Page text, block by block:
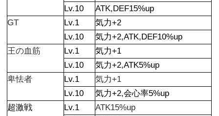
Lv.10
ATK,DEF15%up
GT
Lv.1
気力+2
Lv.10
気力+2,ATK,DEF10%up
王の血筋
Lv.1
気力+1
Lv.10
気力+2,ATK5%up
卑怯者
Lv.1
気力+1
Lv.10
気力+2,会心率5%up
超激戦
Lv.1
ATK15%up